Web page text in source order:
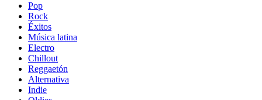
Pop
Rock
Éxitos
Música latina
Electro
Chillout
Reggaetón
Alternativa
Indie